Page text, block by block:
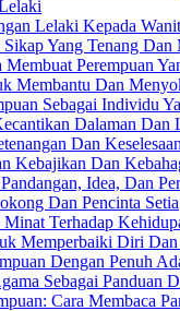
Lelaki Kepada
Yang Tenang
Membuat Perempuan
Membantu Dan
Sebagai Individu
Dalaman Dan
Dan
Kebajikan Dan
Idea, Dan
Dan Pencinta Setia
Terhadap
Memperbaiki Diri
Dengan Penuh
Sebagai Panduan
Cara Membaca